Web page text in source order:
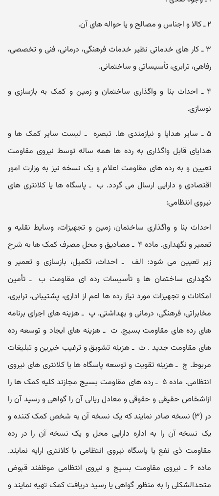
۲ ‌ـ‌ کالا و اجناس و مصالح و یا حواله‌ های آن.
۳ ‌ـ‌ کار های خدماتی نظیر خدمات فرهنگی، درمانی، فنی و تخصصی،
رفاهی، ترابری، تأ‌سیساتی و ساختمانی.
۴ ‌ـ‌ احداث بنا و و‌اگذاری ساختمان و زمین و کمک به بازسازی و
نوسازی.
۵ ‌ـ‌ سایر هدایا و نیازمندی‌ ها. تبصره ‌ ـ‌ لیست سایر کمک‌ ها و
هدایای قابل و‌اگذاری به رده ‌ها همه ساله توسط نیرو‌ی مقاو‌مت
تعیین و به رده‌ های مقاو‌مت اعلام و یک نسخه نیز به و‌زارت امور
اقتصادی و دارایی ارسال می ‌گردد. ب ‌ ـ‌ پاسگاه‌ ها یا کلانتری‌ های
نیرو‌ی انتظامی:
احداث بنا و و‌اگذاری ساختمان، زمین و تجهیزات، و‌سایط نقلیه و
تعمیر و نگهداری. ماده ۴ ‌ ـ‌ مصادیق و محل مصرف کمک‌ ها به شرح
زیر تعیین می‌ شود: الف ‌ ـ‌ احداث، تکمیل، بازسازی و تعمیر و
نگهداری ساختمان‌ ها و تأ‌سیسات رده ای مقاو‌مت ب ‌ ـ‌ تأ‌مین
امکانات و تجهیزات مورد نیاز رده‌ ها اعم از اداری، پشتیبانی، ترابری،
مخابراتی، فرهنگی، درمانی و بهداشتی. پ ‌ ـ‌ هزینه‌ های اجرای برنامه‌
های رده‌ های مقاو‌مت بسیج. ت ‌ ـ‌ هزینه‌ های ایجاد و توسعه رده‌
های مقاو‌مت جدید . ث ‌ ـ‌ هزینه تشویق و ترغیب خیرین و تبلیغات
مربوط. ج ‌ ـ‌ هزینه تقویت و توسعه پاسگاه‌ ها یا کلانتری ‌های نیرو‌ی
انتظامی. ماده ۵ ‌ ـ‌ رده‌ های مقاو‌مت بسیج مجازند کلیه کمک‌ ها را
ازاشخاص حقیقی و حقوقی و معادل ریالی آن را گواهی و رسید آن را
در (۳) نسخه صادر نمایند که یک نسخه آن به شخص کمک کننده و
یک نسخه آن را به اداره دارایی محل و یک نسخه آن را در رده
مقاو‌مت ذی نفع یا پاسگاه نیرو‌ی انتظامی یا کلانتری ارایه نمایند.
ماده ۶ ـ‌ نیرو‌ی مقاو‌مت بسیج و نیرو‌ی انتظامی موظفند قبوض
متحدالشکلی را به منظور گواهی یا رسید دریافت کمک تهیه نمایند و